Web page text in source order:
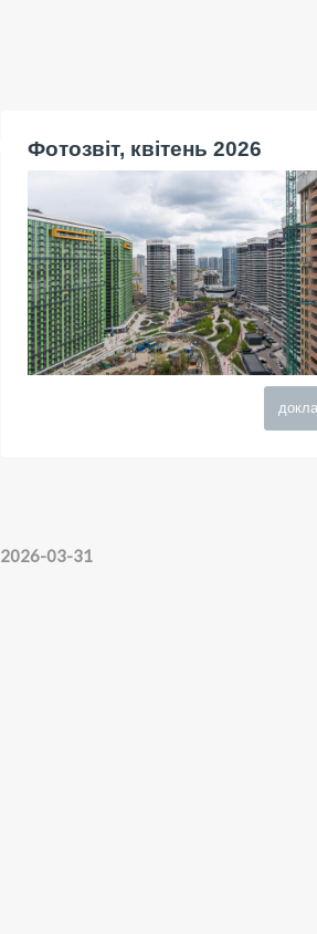
Фотозвіт, квітень 2026
2026-03-31